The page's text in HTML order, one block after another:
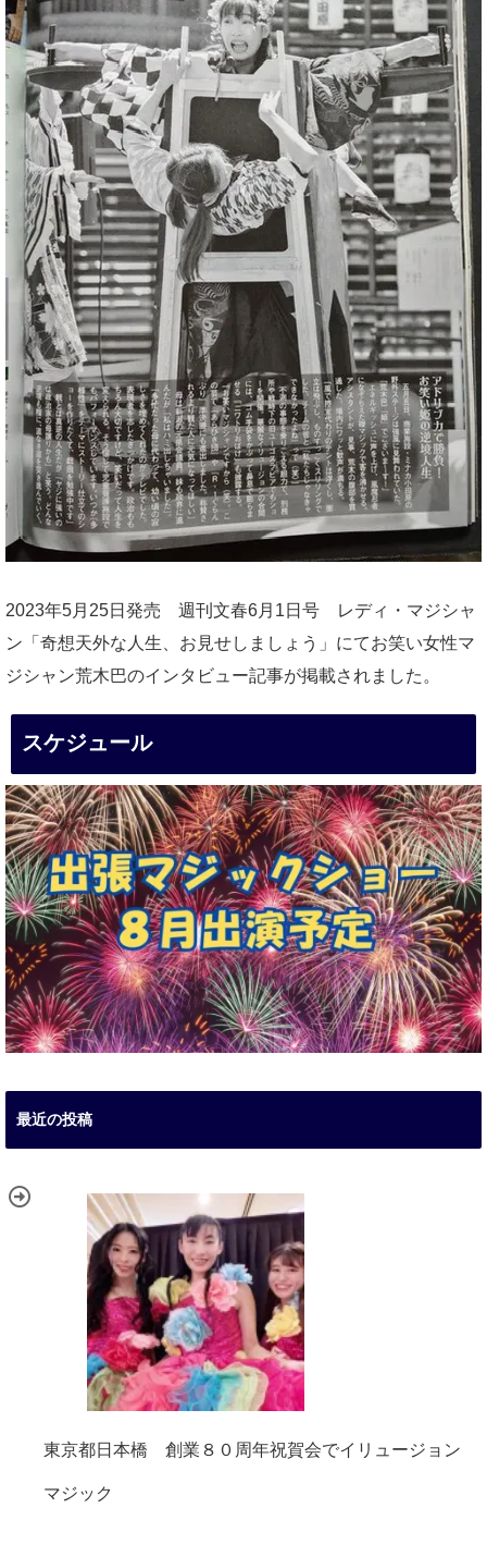
2023年5月25日発売 週刊文春6月1日号 レディ・マジシャ
ン「奇想天外な人生、お見せしましょう」にてお笑い女性マ
ジシャン荒木巴のインタビュー記事が掲載されました。
スケジュール
最近の投稿
東京都日本橋 創業８０周年祝賀会でイリュージョン
マジック